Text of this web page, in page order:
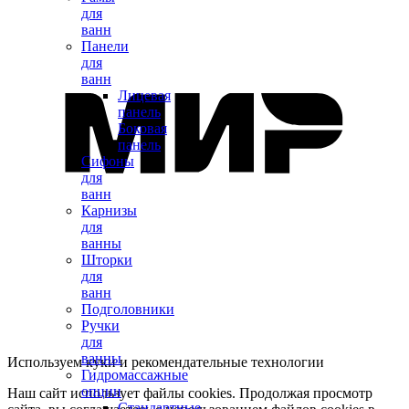
для
ванн
Панели
для
ванн
Лицевая
панель
Боковая
панель
Сифоны
для
ванн
Карнизы
для
ванны
Шторки
для
ванн
Подголовники
Ручки
для
ванны
Гидромассажные
опции
Используем куки и рекомендательные технологии
Наш сайт использует файлы cookies. Продолжая просмотр